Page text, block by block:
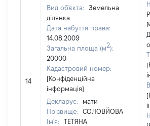
14
Вид об'єкта:
Земельна
ділянка
Дата набуття права:
14.08.2009
Загальна площа (м2):
20000
Кадастровий номер:
[Конфіденційна
інформація]
Декларує:
мати
Прізвище:
СОЛОВЙОВА
Ім'я:
ТЕТЯНА